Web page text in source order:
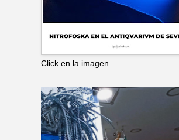
Click en la imagen